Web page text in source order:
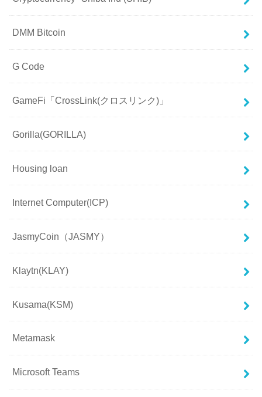
DMM Bitcoin
G Code
GameFi「CrossLink(クロスリンク)」
Gorilla(GORILLA)
Housing loan
Internet Computer(ICP)
JasmyCoin（JASMY）
Klaytn(KLAY)
Kusama(KSM)
Metamask
Microsoft Teams